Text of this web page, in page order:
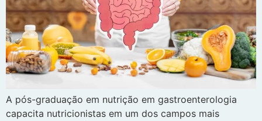
A pós-graduação em nutrição em gastroenterologia
capacita nutricionistas em um dos campos mais